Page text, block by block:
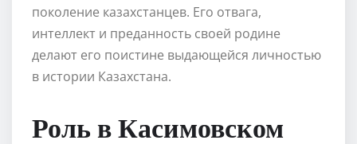
поколение казахстанцев. Его отвага,
интеллект и преданность своей родине
делают его поистине выдающейся личностью
в истории Казахстана.
Роль в Касимовском